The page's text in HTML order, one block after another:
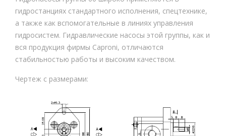
гидростанциях стандартного исполнения, спецтехнике,
а также как вспомогательные в линиях управления
гидросистем. Гидравлические насосы этой группы, как и
вся продукция фирмы Сaproni, отличаются
стабильностью работы и высоким качеством.
Чертеж с размерами: